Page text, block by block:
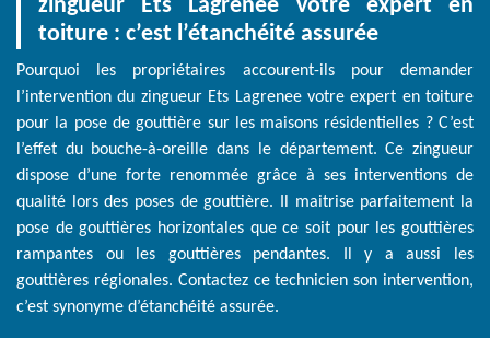
zingueur Ets Lagrenee votre expert en
toiture : c’est l’étanchéité assurée
Pourquoi les propriétaires accourent-ils pour demander
l’intervention du zingueur Ets Lagrenee votre expert en toiture
pour la pose de gouttière sur les maisons résidentielles ? C’est
l’effet du bouche-à-oreille dans le département. Ce zingueur
dispose d’une forte renommée grâce à ses interventions de
qualité lors des poses de gouttière. Il maitrise parfaitement la
pose de gouttières horizontales que ce soit pour les gouttières
rampantes ou les gouttières pendantes. Il y a aussi les
gouttières régionales. Contactez ce technicien son intervention,
c’est synonyme d’étanchéité assurée.